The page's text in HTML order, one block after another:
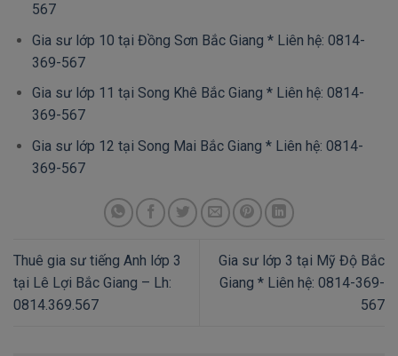
567
Gia sư lớp 10 tại Đồng Sơn Bắc Giang * Liên hệ: 0814-
369-567
Gia sư lớp 11 tại Song Khê Bắc Giang * Liên hệ: 0814-
369-567
Gia sư lớp 12 tại Song Mai Bắc Giang * Liên hệ: 0814-
369-567
Thuê gia sư tiếng Anh lớp 3
tại Lê Lợi Bắc Giang – Lh:
0814.369.567
Gia sư lớp 3 tại Mỹ Độ Bắc
Giang * Liên hệ: 0814-369-
567